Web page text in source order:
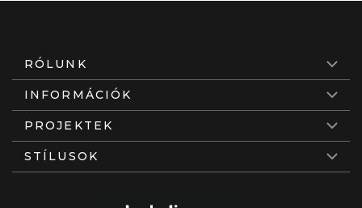
RÓLUNK
INFORMÁCIÓK
PROJEKTEK
STÍLUSOK